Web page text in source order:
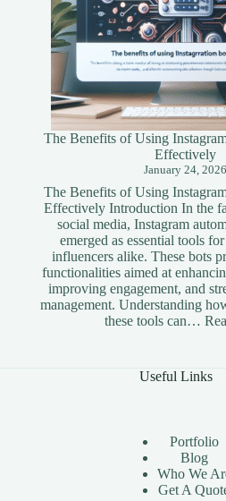
The Benefits of Using
Effectively
January 24, 2026
The Benefits of Using
Effectively Introduction In the
social media, Instagram
emerged as essential tools
influencers alike. These bots
functionalities aimed at
improving engagement, and
management. Understanding
these tools can…
Useful Links
Portfolio
Blog
Who We
Get A